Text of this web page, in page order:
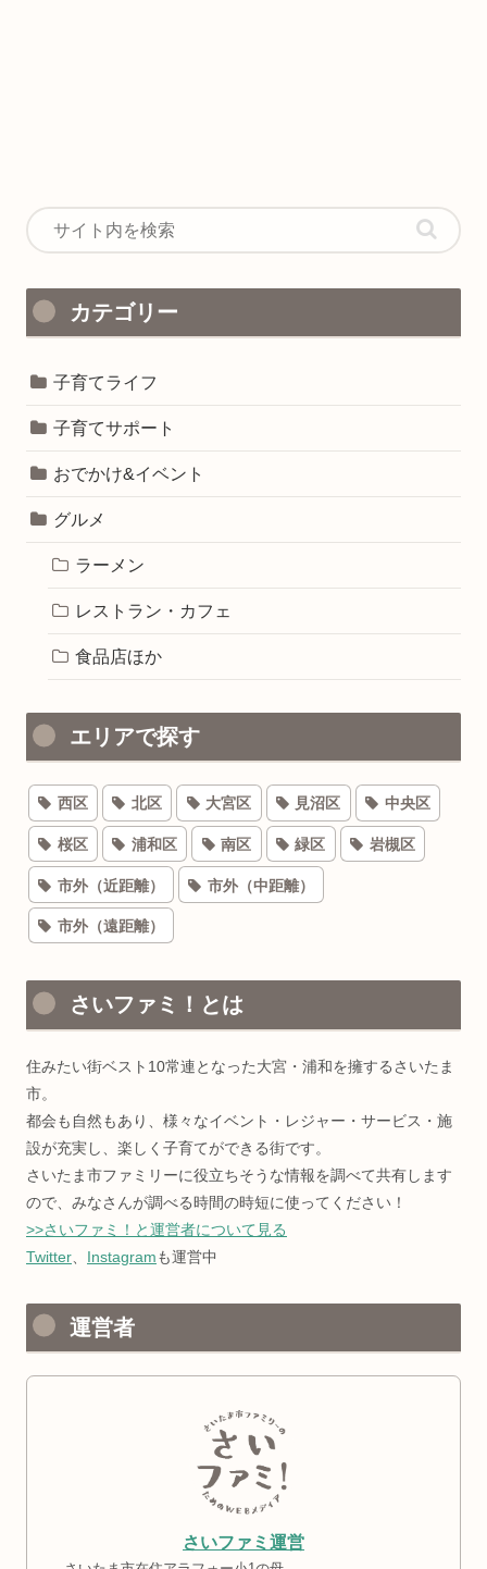
カテゴリー
子育てライフ
子育てサポート
おでかけ&イベント
グルメ
ラーメン
レストラン・カフェ
食品店ほか
エリアで探す
西区 北区 大宮区 見沼区 中央区
桜区 浦和区 南区 緑区 岩槻区
市外（近距離） 市外（中距離）
市外（遠距離）
さいファミ！とは
住みたい街ベスト10常連となった大宮・浦和を擁するさいたま
市。
都会も自然もあり、様々なイベント・レジャー・サービス・施
設が充実し、楽しく子育てができる街です。
さいたま市ファミリーに役立ちそうな情報を調べて共有します
ので、みなさんが調べる時間の時短に使ってください！
>>さいファミ！と運営者について見る
Twitter
Instagramも運営中
運営者
さいファミ運営